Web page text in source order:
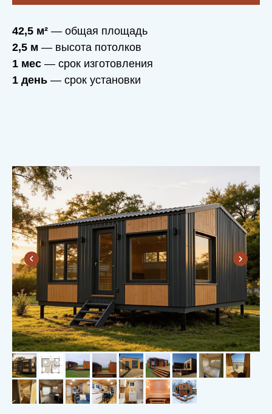
42,5 м² — общая площадь
2,5 м — высота потолков
1 мес — срок изготовления
1 день — срок установки